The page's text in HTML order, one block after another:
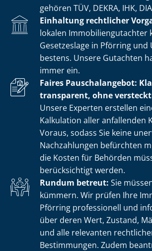
gehören TÜV, DEKRA, IHK,
Einhaltung rechtlicher
lokalen Im­mo­bi­li­en­gut­ach­ter
Gesetzeslage in Pförring und
bestens. Unsere Gutachten
immer ein.
Faires Pauschalangebot:
transparent, ohne
Unsere Experten erstellen
Kalkulation aller anfallenden
Voraus, sodass Sie keine
Nachzahlungen befürchten
die Kosten für Behörden
berücksichtigt werden.
Rundum betreut: Sie
kümmern. Wir prüfen Ihre
Pförring professionell und
über deren Wert, Zustand,
und alle relevanten
Bestimmungen. Zudem